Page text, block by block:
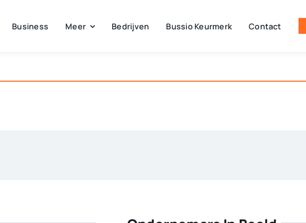
Business Meer Bedrijven Bussio Keurmerk Contact